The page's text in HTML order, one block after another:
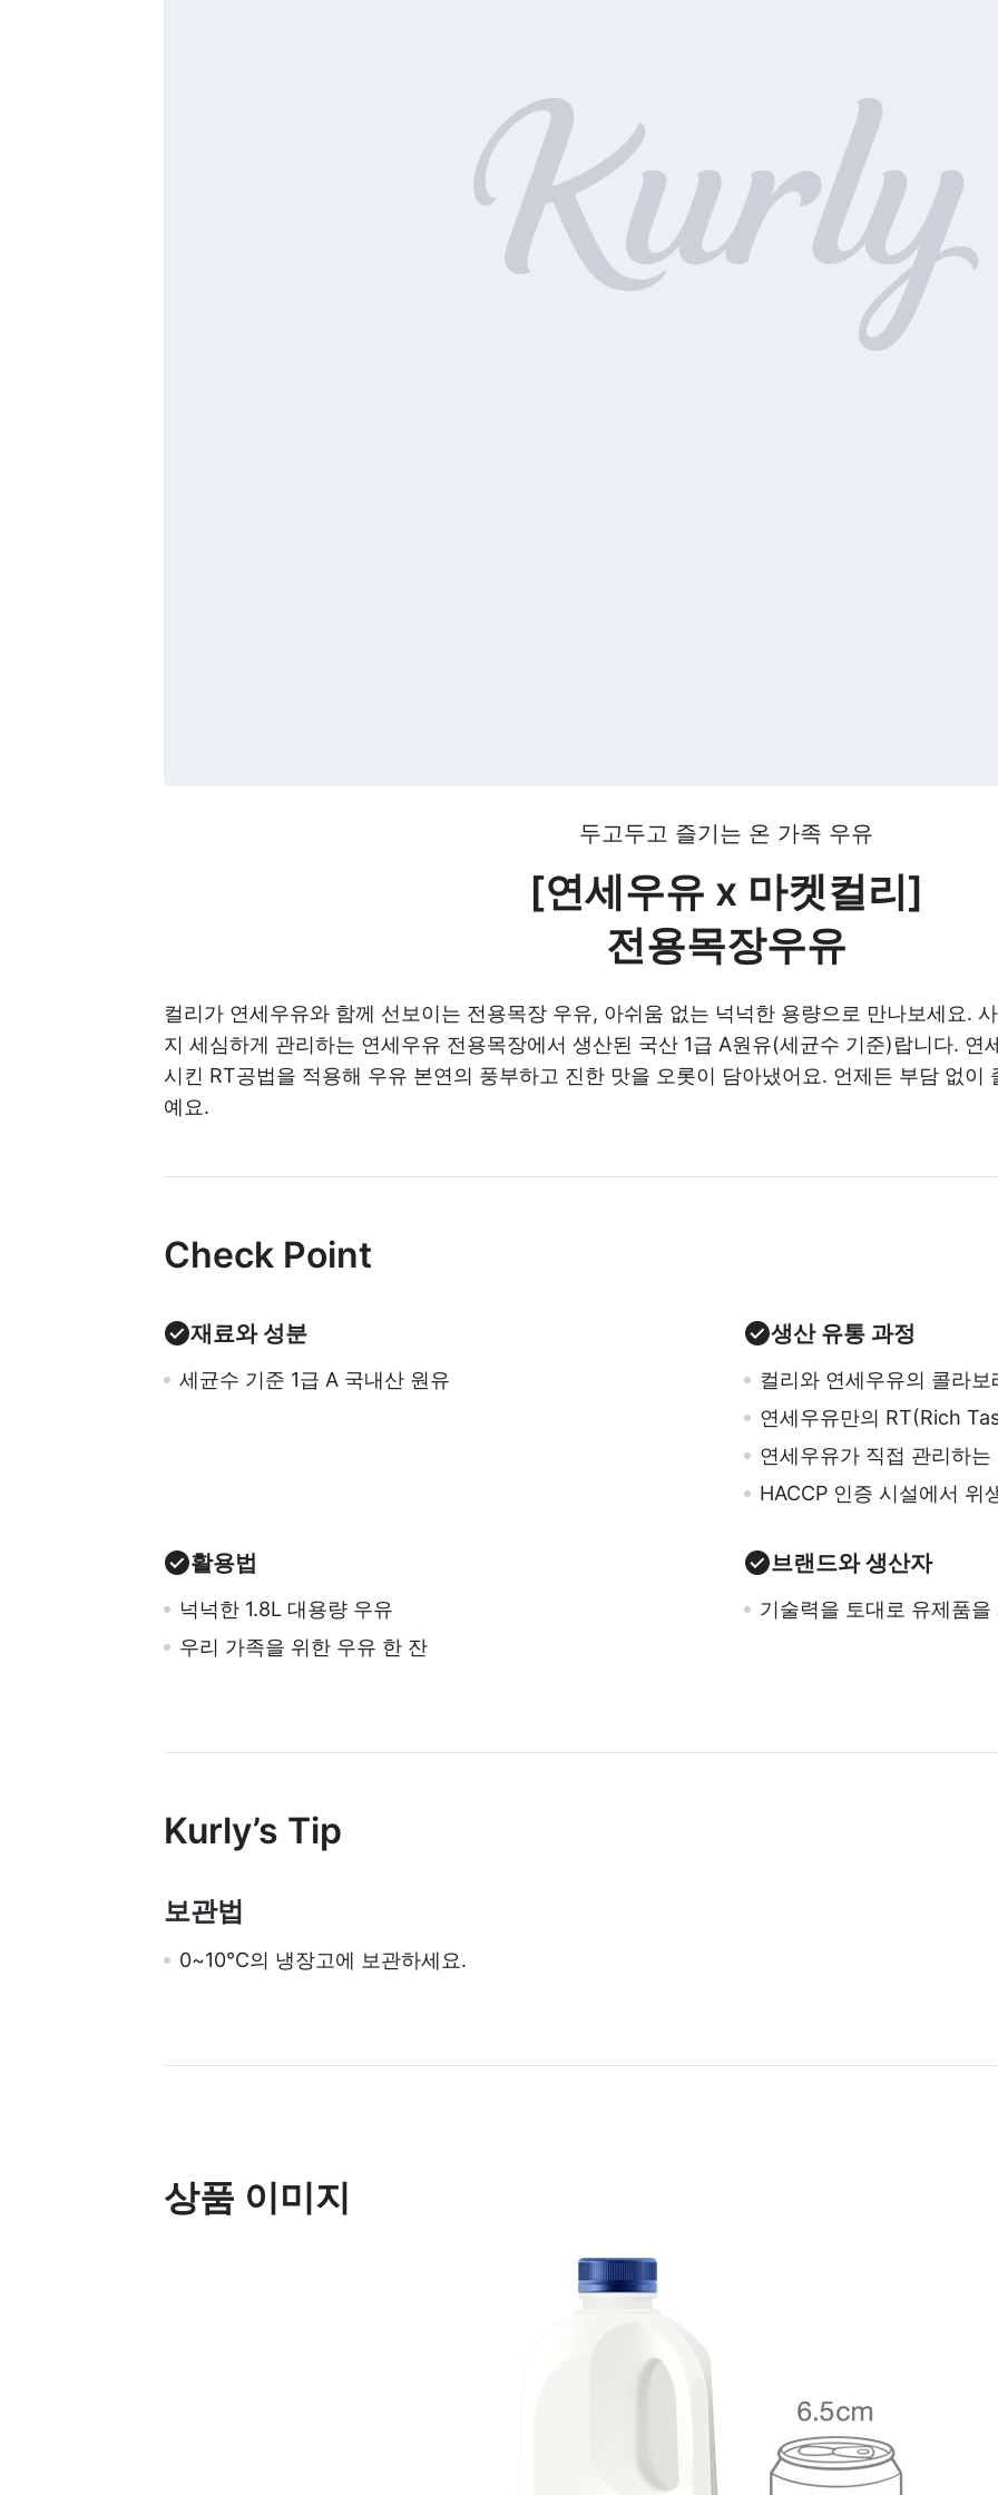
두고두고 즐기는 온 가족 우유
[연세우유 x 마켓컬리]
전용목장우유
컬리가 연세우유와 함께 선보이는 전용목장 우유, 아쉬움 없는 넉넉한 용량으로 만나보세요.
지 세심하게 관리하는 연세우유 전용목장에서 생산된 국산 1급 A원유(세균수 기준)랍니다. 연
시킨 RT공법을 적용해 우유 본연의 풍부하고 진한 맛을 오롯이 담아냈어요. 언제든 부담 없이
예요.
Check Point
재료와 성분
세균수 기준 1급 A 국내산 원유
생산 유통 과정
컬리와 연세우유의 콜라
연세우유만의 RT(Rich
연세우유가 직접 관리하는
HACCP 인증 시설에서 위
활용법
넉넉한 1.8L 대용량 우유
우리 가족을 위한 우유 한 잔
브랜드와 생산자
기술력을 토대로 유제품
Kurly’s Tip
보관법
0~10℃의 냉장고에 보관하세요.
상품 이미지